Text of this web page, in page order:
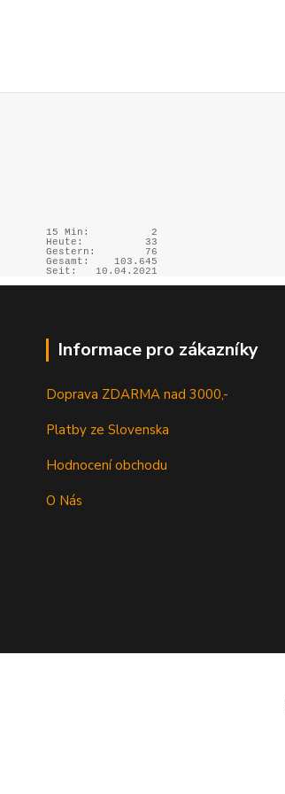
15 Min:
2
Heute:
33
Gestern:
76
Gesamt:
103.645
Seit:
10.04.2021
Informace pro zákazníky
Doprava ZDARMA nad 3000,-
Platby ze Slovenska
Hodnocení obchodu
O Nás